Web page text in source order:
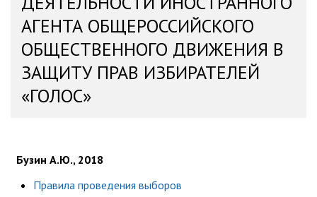
АГЕНТА ОБЩЕРОССИЙСКОГО
ОБЩЕСТВЕННОГО ДВИЖЕНИЯ В
ЗАЩИТУ ПРАВ ИЗБИРАТЕЛЕЙ
«ГОЛОС»
Бузин А.Ю., 2018
Правила проведения выборов